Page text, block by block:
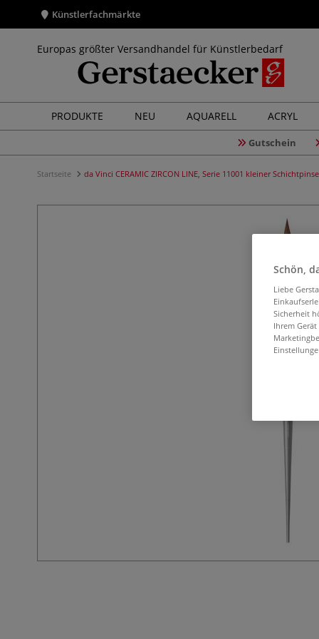
Künstlerfachmärkte
Europas größter Versandhandel für Künstlerbedarf
PRODUKTE NEU AQUARELL ACRYL
Gutschein
Startseite da Vinci CERAMIC ZIRCON LINE, Serie 11001 kleiner
Schön,
Liebe
Sicherheit
Ihrem